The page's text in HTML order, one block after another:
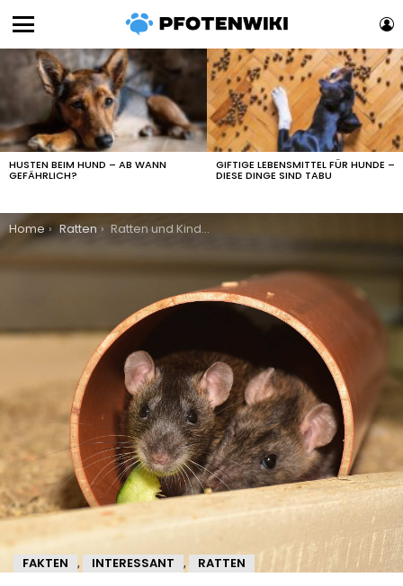
LATEST
STORIES
HUSTEN BEIM HUND – AB WANN
GEFÄHRLICH?
GIFTIGE LEBENSMITTEL FÜR HUNDE –
DIESE DINGE SIND TABU
You are here:
Home Ratten Ratten und Kinder: Ein unkonventionelles, aber faszinierendes Duo
FAKTEN , INTERESSANT , RATTEN